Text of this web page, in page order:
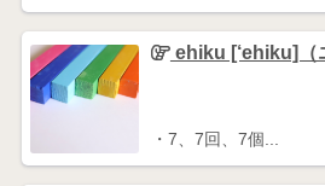
ehiku [‘ehiku]（
・7、7回、7個...